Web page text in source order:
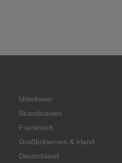
Mittelmeer
Skandinavien
Frankreich
Großbritannien & Irland
Deutschland